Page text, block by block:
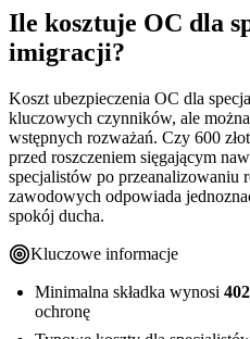
Ile kosztuje OC dla
imigracji?
Koszt ubezpieczenia OC dla
kluczowych czynników, ale
wstępnych rozważań. Czy 600
przed roszczeniem sięgającym
specjalistów po przeanalizowaniu
zawodowych odpowiada
spokój ducha.
Kluczowe informacje
Minimalna składka wynosi
ochronę